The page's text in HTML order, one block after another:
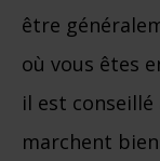
être
où vous êtes
il est conseillé
marchent